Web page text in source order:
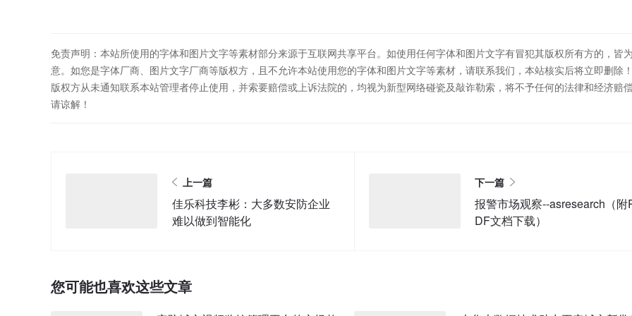
免责声明：本站所使用的字体和图片文字等素材部分来源于互联网共享平台。如使用任何字体和图片文字有冒犯其版权所有方的，皆
意。如您是字体厂商、图片文字厂商等版权方，且不允许本站使用您的字体和图片文字等素材，请联系我们，本站核实后将立即删除
版权方从未通知联系本站管理者停止使用，并索要赔偿或上诉法院的，均视为新型网络碰瓷及敲诈勒索，将不予任何的法律和经济赔
请谅解！
上一篇
佳乐科技李彬：大多数安防企业
难以做到智能化
下一篇
报警市场观察--asresearch（附
DF文档下载）
您可能也喜欢这些文章